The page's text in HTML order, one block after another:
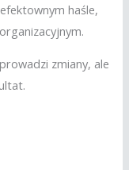
haśle,
zmiany, ale